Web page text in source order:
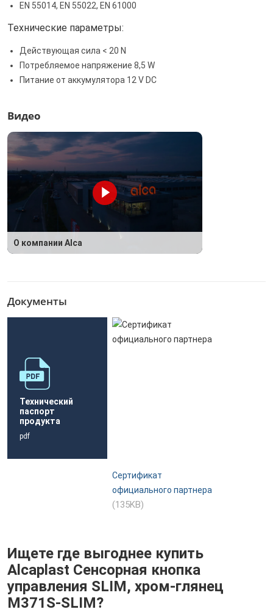
EN 55014, EN 55022, EN 61000
Технические параметры:
Действующая сила < 20 N
Потребляемое напряжение 8,5 W
Питание от аккумулятора 12 V DC
Видео
О компании Alca
Документы
Технический
паспорт
продукта
pdf
Сертификат
официального партнера
(135KB)
Ищете где выгоднее купить
Alcaplast Сенсорная кнопка
управления SLIM, хром-глянец
M371S-SLIM?